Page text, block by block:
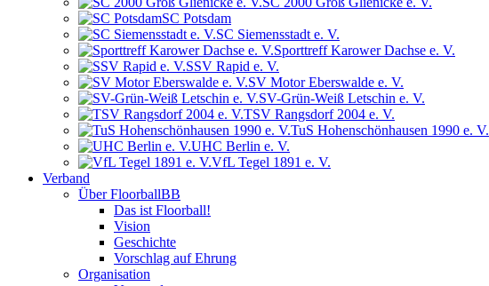
SC Potsdam
SC Siemensstadt e. V.
Sporttreff Karower Dachse e. V.
SSV Rapid e. V.
SV Motor Eberswalde e. V.
SV-Grün-Weiß Letschin e. V.
TSV Rangsdorf 2004 e. V.
TuS Hohenschönhausen 1990 e. V.
UHC Berlin e. V.
VfL Tegel 1891 e. V.
Verband
Über FloorballBB
Das ist Floorball!
Vision
Geschichte
Vorschlag auf Ehrung
Organisation